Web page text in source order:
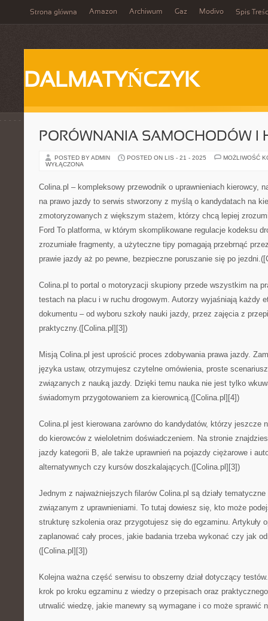
Strona główna Amazon Archiwum Gaz Modivo Spis
DALMATYŃCZYK
PORÓWNANIA SAMOCHODÓW I
POSTED BY ADMIN POSTED ON LIS - 21 - 2025
MOŻLIWOŚĆ
WYŁĄCZONA
Colina.pl – kompleksowy przewodnik o uprawnieniach kierowcy,
na prawo jazdy to serwis stworzony z myślą o kandydatach na
zmotoryzowanych z większym stażem, którzy chcą lepiej
Ford To platforma, w którym skomplikowane regulacje kodeksu
zrozumiałe fragmenty, a użyteczne tipy pomagają przebrnąć
prawie jazdy aż po pewne, bezpieczne poruszanie się po
Colina.pl to portal o motoryzacji skupiony przede wszystkim na
testach na placu i w ruchu drogowym. Autorzy wyjaśniają każdy
dokumentu – od wyboru szkoły nauki jazdy, przez zajęcia z
praktyczny.([Colina.pl][3])
Misją Colina.pl jest uprościć proces zdobywania prawa jazdy.
języka ustaw, otrzymujesz czytelne omówienia, proste
związanych z nauką jazdy. Dzięki temu nauka nie jest tylko
świadomym przygotowaniem za kierownicą.([Colina.pl][4])
Colina.pl jest kierowana zarówno do kandydatów, którzy jeszcze
do kierowców z wieloletnim doświadczeniem. Na stronie
jazdy kategorii B, ale także uprawnień na pojazdy ciężarowe i
alternatywnych czy kursów doszkalających.([Colina.pl][3])
Jednym z najważniejszych filarów Colina.pl są działy
związanym z uprawnieniami. To tutaj dowiesz się, kto może
strukturę szkolenia oraz przygotujesz się do egzaminu. Artykuły
zaplanować cały proces, jakie badania trzeba wykonać czy jak
([Colina.pl][3])
Kolejna ważna część serwisu to obszerny dział dotyczący
krok po kroku egzaminu z wiedzy o przepisach oraz
utrwalić wiedzę, jakie manewry są wymagane i co może sprawić